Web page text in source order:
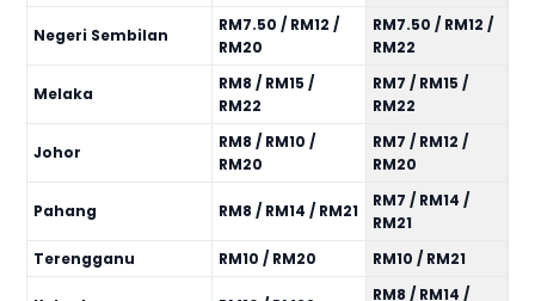
Negeri Sembilan
RM7.50 / RM12 /
RM20
RM7.50 / RM12 /
RM22
Melaka
RM8 / RM15 /
RM22
RM7 / RM15 /
RM22
Johor
RM8 / RM10 /
RM20
RM7 / RM12 /
RM20
Pahang RM8 / RM14 / RM21
RM7 / RM14 /
RM21
Terengganu
RM10 / RM20 RM10 / RM21
RM8 / RM14 /